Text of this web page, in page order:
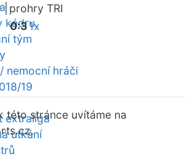
kádru
tým
nemocní hráči
19
extraliga
utkání
| prohry TRI
0:31x
této stránce uvítáme na